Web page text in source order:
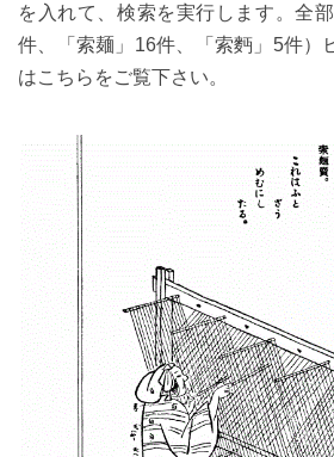
を入れて、検索を実行します。全
件、「索麺」16件、「索麪」5件）
はこちらをご覧下さい。